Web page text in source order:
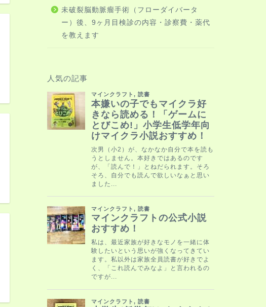
未破裂脳動脈
HowTo
脳動脈瘤で不
び太」という
今回紹介する本は、ド
という本です。この
伸びたそうで、改め …
HowTo
ておすすめ「
脳動脈瘤を手術する
1ヶ月ぐらい何もする
手術をした …
未破裂脳動脈瘤手術（フローダイバータ
ー）後、9ヶ月目検診の内容・診察費・薬代
を教えます
人気の記事